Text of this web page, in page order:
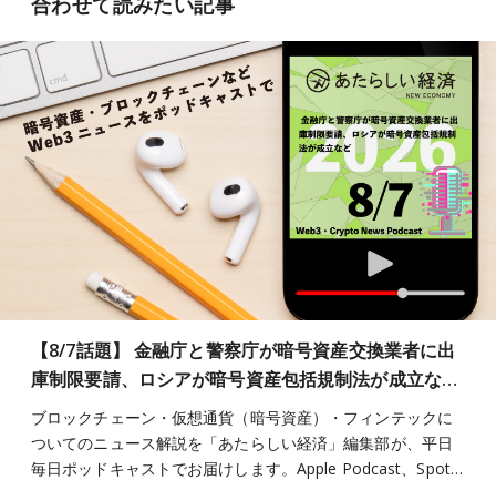
【8/7話題】 金融庁と警察庁が暗号資産交換業者に出
庫制限要請、ロシアが暗号資産包括規制法が成立な…
ブロックチェーン・仮想通貨（暗号資産）・フィンテックに
ついてのニュース解説を「あたらしい経済」編集部が、平日
毎日ポッドキャストでお届けします。Apple Podcast、Spot…